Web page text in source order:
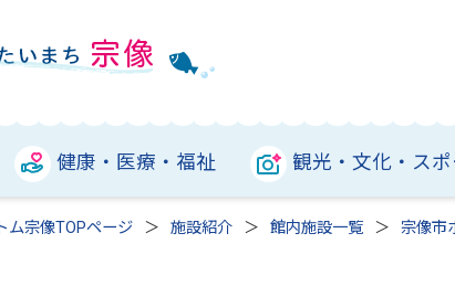
健康・医療・福祉 観光・文化・ス
ム宗像TOPページ 施設紹介 館内施設一覧
宗像市